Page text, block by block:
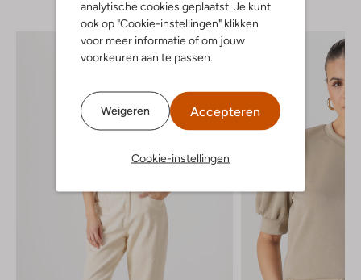
analytische cookies geplaatst. Je kunt
ook op "Cookie-instellingen" klikken
voor meer informatie of om jouw
voorkeuren aan te passen.
Weigeren Accepteren
Cookie-instellingen